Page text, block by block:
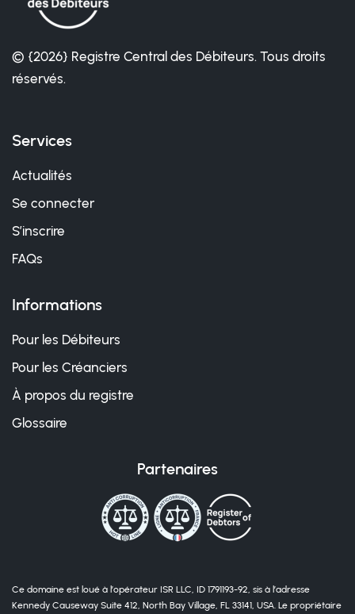
© {2026} Registre Central des Débiteurs. Tous droits
réservés.
Services
Actualités
Se connecter
S’inscrire
FAQs
Informations
Pour les Débiteurs
Pour les Créanciers
À propos du registre
Glossaire
Partenaires
Ce domaine est loué à l’opérateur ISR LLC, ID 1791193-92, sis à l’adresse
Kennedy Causeway Suite 412, North Bay Village, FL 33141, USA. Le propriétaire